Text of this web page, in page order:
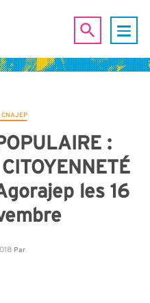
CNAJEP
:
les 16
Par